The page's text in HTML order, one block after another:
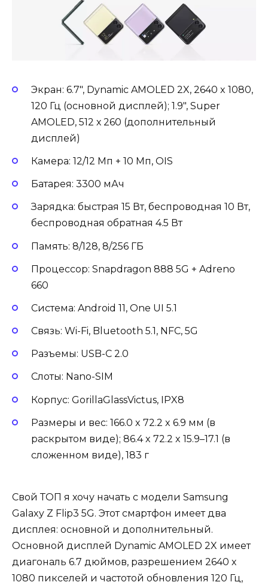
Экран: 6.7″, Dynamic AMOLED 2X, 2640 x 1080,
120 Гц (основной дисплей); 1.9″, Super
AMOLED, 512 х 260 (дополнительный
дисплей)
Камера: 12/12 Мп + 10 Мп, OIS
Батарея: 3300 мАч
Зарядка: быстрая 15 Вт, беспроводная 10 Вт,
беспроводная обратная 4.5 Вт
Память: 8/128, 8/256 ГБ
Процессор: Snapdragon 888 5G + Adreno
660
Система: Android 11, One UI 5.1
Связь: Wi-Fi, Bluetooth 5.1, NFC, 5G
Разъемы: USB-C 2.0
Слоты: Nano-SIM
Корпус: GorillaGlassVictus, IPX8
Размеры и вес: 166.0 x 72.2 x 6.9 мм (в
раскрытом виде); 86.4 x 72.2 x 15.9–17.1 (в
сложенном виде), 183 г
Свой ТОП я хочу начать с модели Samsung
Galaxy Z Flip3 5G. Этот смартфон имеет два
дисплея: основной и дополнительный.
Основной дисплей Dynamic AMOLED 2X имеет
диагональ 6.7 дюймов, разрешением 2640 х
1080 пикселей и частотой обновления 120 Гц,